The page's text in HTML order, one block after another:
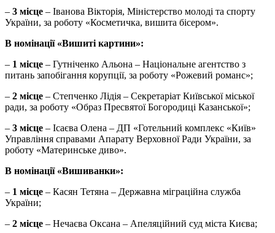
– 3 місце – Іванова Вікторія, Міністерство молоді та спорту
України, за роботу «Косметичка, вишита бісером».
В номінації «Вишиті картини»:
– 1 місце – Гутніченко Альона – Національне агентство з
питань запобігання корупції, за роботу «Рожевий романс»;
– 2 місце – Степченко Лідія – Секретаріат Київської міської
ради, за роботу «Образ Пресвятої Богородиці Казанської»;
– 3 місце – Ісаєва Олена – ДП «Готельний комплекс «Київ»
Управління справами Апарату Верховної Ради України, за
роботу «Материнське диво».
В номінації «Вишиванки»:
– 1 місце – Касян Тетяна – Державна міграційна служба
України;
– 2 місце – Нечаєва Оксана – Апеляційний суд міста Києва;